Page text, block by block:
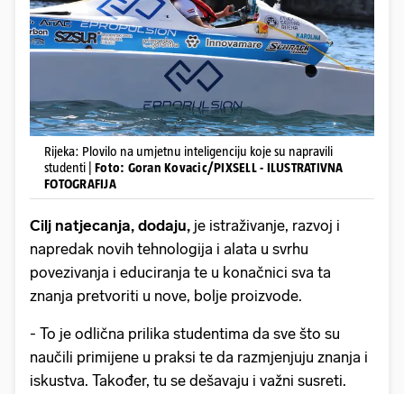
Rijeka: Plovilo na umjetnu inteligenciju koje su napravili
studenti | Foto: Goran Kovacic/PIXSELL - ILUSTRATIVNA
FOTOGRAFIJA
Cilj natjecanja, dodaju, je istraživanje, razvoj i
napredak novih tehnologija i alata u svrhu
povezivanja i educiranja te u konačnici sva ta
znanja pretvoriti u nove, bolje proizvode.
- To je odlična prilika studentima da sve što su
naučili primijene u praksi te da razmjenjuju znanja i
iskustva. Također, tu se dešavaju i važni susreti.